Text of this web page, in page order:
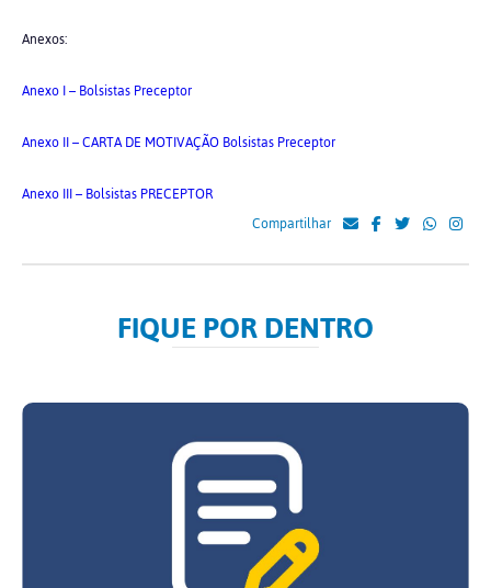
Anexos:
Anexo I – Bolsistas Preceptor
Anexo II – CARTA DE MOTIVAÇÃO Bolsistas Preceptor
Anexo III – Bolsistas PRECEPTOR
Compartilhar
FIQUE POR DENTRO